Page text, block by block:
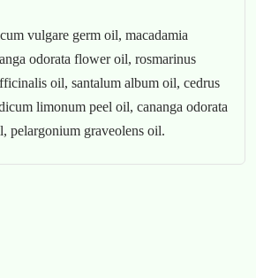
vulgare germ oil, macadamia
odorata flower oil, rosmarinus
oil, santalum album oil, cedrus
limonum peel oil, cananga odorata
pelargonium graveolens oil.